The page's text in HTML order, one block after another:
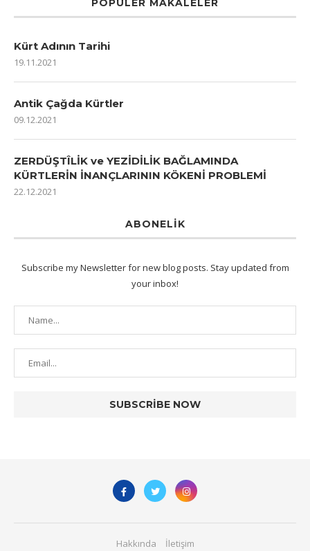
POPÜLER MAKALELER
Kürt Adının Tarihi
19.11.2021
Antik Çağda Kürtler
09.12.2021
ZERDÜŞTÎLİK ve YEZİDİLİK BAĞLAMINDA
KÜRTLERİN İNANÇLARININ KÖKENİ PROBLEMİ
22.12.2021
ABONELIK
Subscribe my Newsletter for new blog posts. Stay updated from
your inbox!
Hakkında İletişim